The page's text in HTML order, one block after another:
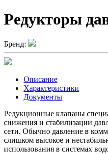
Редукторы
Бренд:
Описание
Характеристики
Документы
Редукционные клапаны
снижения и стабилизации
сети. Обычно давление в
слишком высокое и
использования в системах